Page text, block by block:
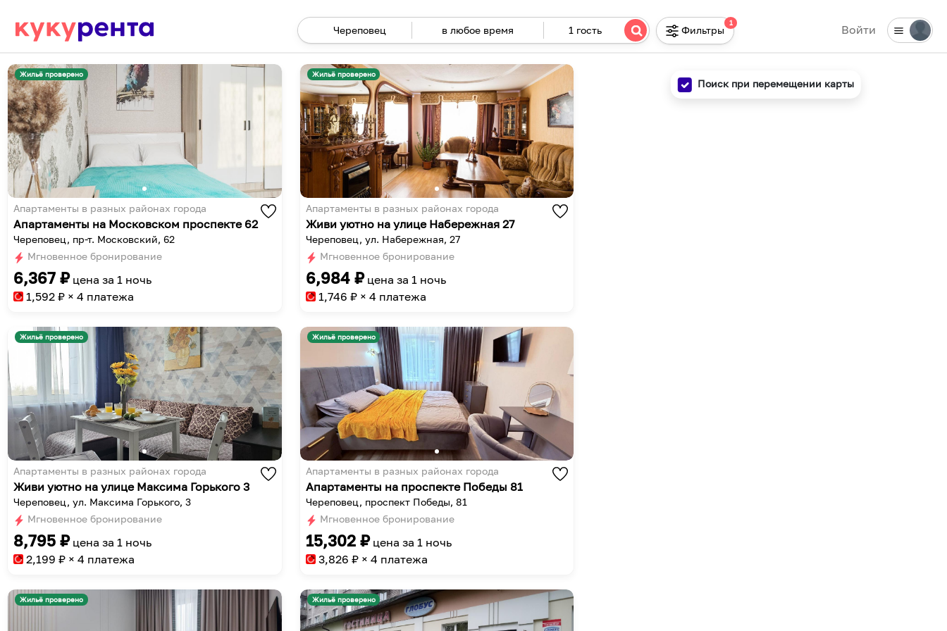
Войти
в любое время
Navigate
to
with
the
and
select
a
date.
Press
keyboard
shortcuts
for
changing
dates.
backward
interact
with
calendar
and
select
date.
keyboard
shortcuts
for
changing
dates.
1 гость Фильтры
1
Жильё проверено
Апартаменты в разных районах города
Апартаменты на Московском проспекте 62
Череповец, пр-т. Московский, 62
Мгновенное бронирование
6,367 ₽ цена за 1 ночь
1,592 ₽ × 4 платежа
Жильё проверено
Апартаменты в разных районах города
Живи уютно на улице Набережная 27
Череповец, ул. Набережная, 27
Мгновенное бронирование
6,984₽ цена за 1 ночь
1,746 ₽ × 4 платежа
Жильё проверено
Апартаменты в разных районах города
Живи уютно на улице Максима Горького 3
Череповец, ул. Максима Горького, 3
Мгновенное бронирование
8,795 ₽ цена за 1 ночь
2,199 ₽ × 4 платежа
Жильё проверено
Апартаменты в разных районах города
Апартаменты на проспекте Победы 81
Череповец, проспект Победы, 81
Мгновенное бронирование
15,302₽ цена за 1 ночь
3,826 ₽ × 4 платежа
Жильё проверено Жильё проверено
Поиск при перемещении карты